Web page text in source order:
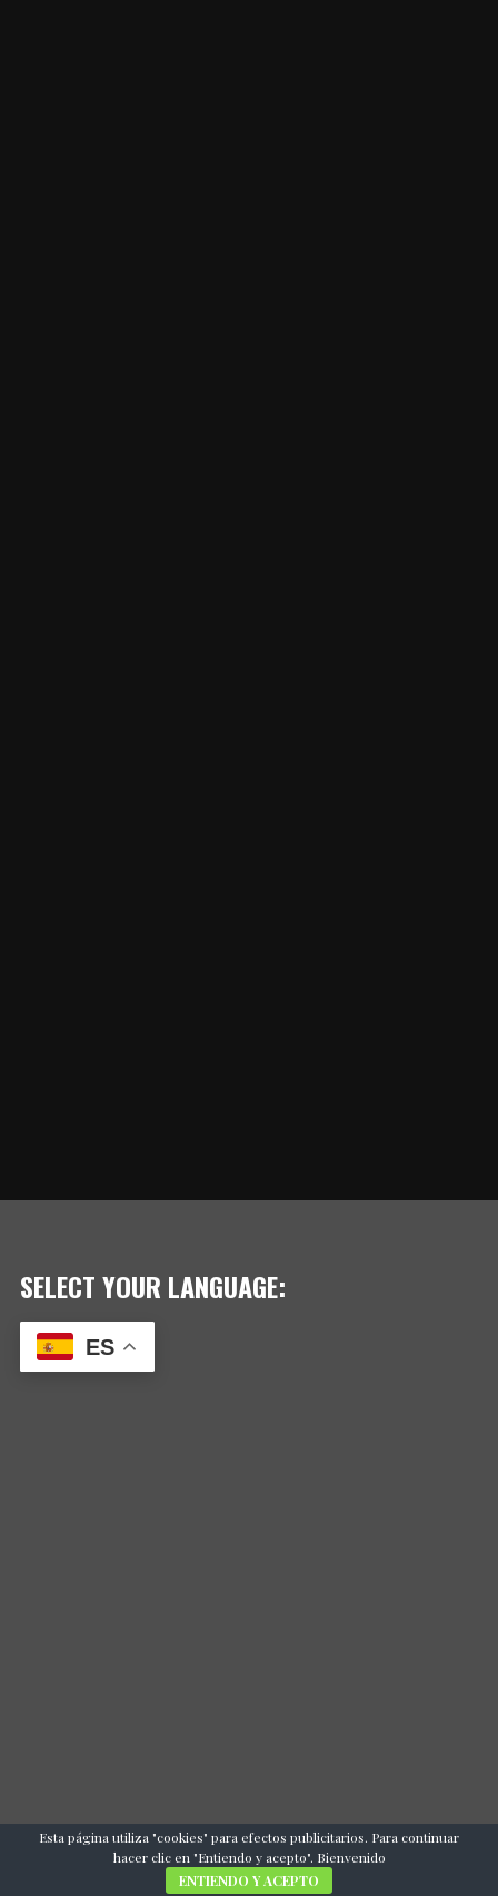
SELECT YOUR LANGUAGE:
ES
Esta página utiliza "cookies" para efectos publicitarios. Para continuar
hacer clic en "Entiendo y acepto". Bienvenido
ENTIENDO Y ACEPTO